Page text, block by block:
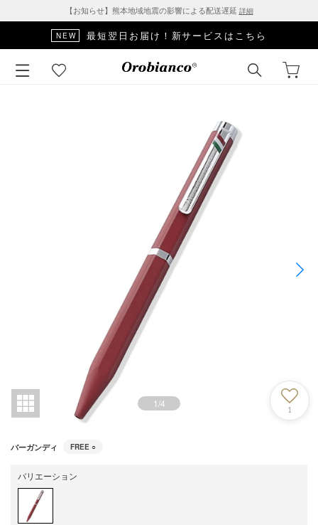
【お知らせ】熊本地域地震の影響による配送遅延 詳細
NEW 最短翌日お届け！新サービスはこちら
1/4
1
バーガンディ FREE ○
バリエーション